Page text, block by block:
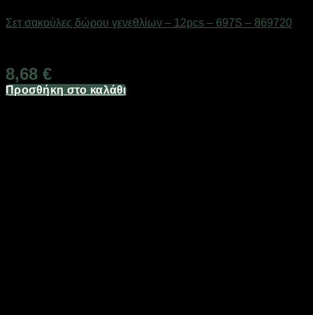
Σετ σακούλες δώρου γενεθλίων – 12pcs – 697S – 869720
8,68 €
Προσθήκη στο καλάθι